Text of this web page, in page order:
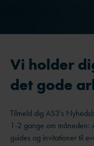
Vi holder
det gode
Tilmeld dig AS3's
1-2 gange om måneden:
guides og invitationer til